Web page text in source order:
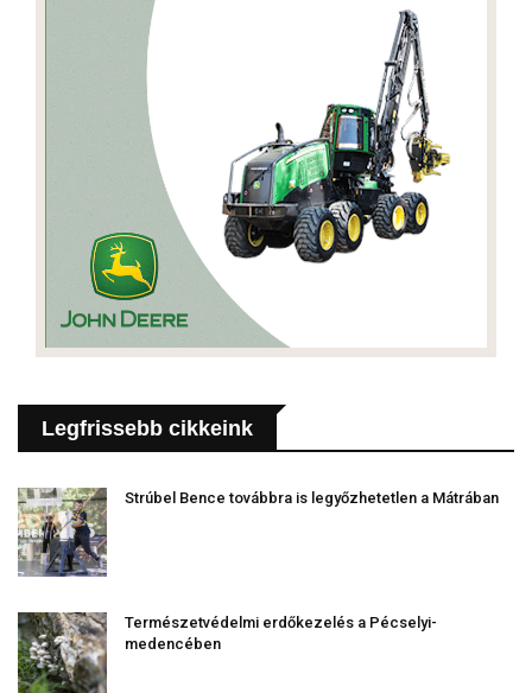
Legfrissebb cikkeink
Strúbel Bence továbbra is legyőzhetetlen a Mátrában
Természetvédelmi erdőkezelés a Pécselyi-
medencében